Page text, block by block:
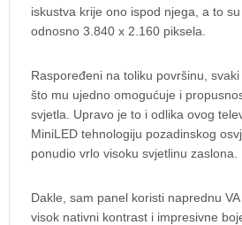
iskustva krije ono ispod njega, a to
odnosno 3.840 x 2.160 piksela.
Raspoređeni na toliku površinu, svaki
što mu ujedno omogućuje i
svjetla. Upravo je to i odlika ovog
MiniLED tehnologiju pozadinskog
ponudio vrlo visoku svjetlinu zaslona.
Dakle, sam panel koristi naprednu
visok nativni kontrast i impresivne